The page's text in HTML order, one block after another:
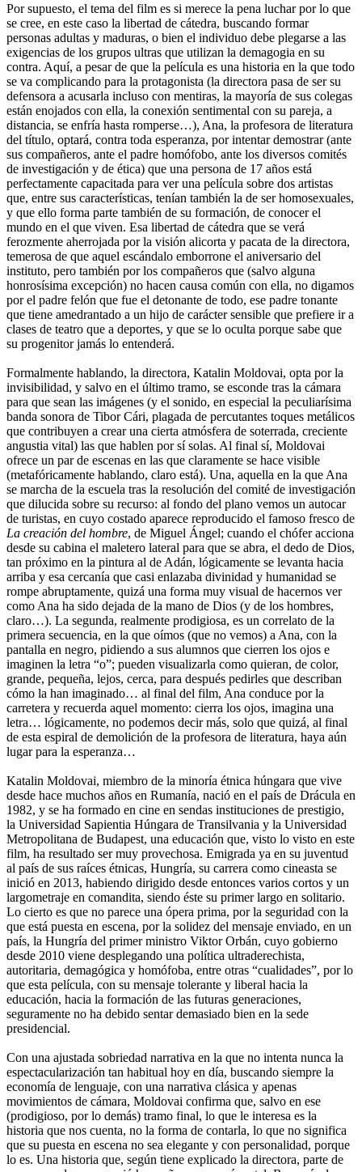
Por supuesto, el tema del film es si merece la pena luchar por lo que
se cree, en este caso la libertad de cátedra, buscando formar
personas adultas y maduras, o bien el individuo debe plegarse a las
exigencias de los grupos ultras que utilizan la demagogia en su
contra. Aquí, a pesar de que la película es una historia en la que todo
se va complicando para la protagonista (la directora pasa de ser su
defensora a acusarla incluso con mentiras, la mayoría de sus colegas
están enojados con ella, la conexión sentimental con su pareja, a
distancia, se enfría hasta romperse…), Ana, la profesora de literatura
del título, optará, contra toda esperanza, por intentar demostrar (ante
sus compañeros, ante el padre homófobo, ante los diversos comités
de investigación y de ética) que una persona de 17 años está
perfectamente capacitada para ver una película sobre dos artistas
que, entre sus características, tenían también la de ser homosexuales,
y que ello forma parte también de su formación, de conocer el
mundo en el que viven. Esa libertad de cátedra que se verá
ferozmente aherrojada por la visión alicorta y pacata de la directora,
temerosa de que aquel escándalo emborrone el aniversario del
instituto, pero también por los compañeros que (salvo alguna
honrosísima excepción) no hacen causa común con ella, no digamos
por el padre felón que fue el detonante de todo, ese padre tonante
que tiene amedrantado a un hijo de carácter sensible que prefiere ir a
clases de teatro que a deportes, y que se lo oculta porque sabe que
su progenitor jamás lo entenderá.
Formalmente hablando, la directora, Katalin Moldovai, opta por la
invisibilidad, y salvo en el último tramo, se esconde tras la cámara
para que sean las imágenes (y el sonido, en especial la peculiarísima
banda sonora de Tibor Cári, plagada de percutantes toques metálicos
que contribuyen a crear una cierta atmósfera de soterrada, creciente
angustia vital) las que hablen por sí solas. Al final sí, Moldovai
ofrece un par de escenas en las que claramente se hace visible
(metafóricamente hablando, claro está). Una, aquella en la que Ana
se marcha de la escuela tras la resolución del comité de investigación
que dilucida sobre su recurso: al fondo del plano vemos un autocar
de turistas, en cuyo costado aparece reproducido el famoso fresco de
La creación del hombre, de Miguel Ángel; cuando el chófer acciona
desde su cabina el maletero lateral para que se abra, el dedo de Dios,
tan próximo en la pintura al de Adán, lógicamente se levanta hacia
arriba y esa cercanía que casi enlazaba divinidad y humanidad se
rompe abruptamente, quizá una forma muy visual de hacernos ver
como Ana ha sido dejada de la mano de Dios (y de los hombres,
claro…). La segunda, realmente prodigiosa, es un correlato de la
primera secuencia, en la que oímos (que no vemos) a Ana, con la
pantalla en negro, pidiendo a sus alumnos que cierren los ojos e
imaginen la letra “o”; pueden visualizarla como quieran, de color,
grande, pequeña, lejos, cerca, para después pedirles que describan
cómo la han imaginado… al final del film, Ana conduce por la
carretera y recuerda aquel momento: cierra los ojos, imagina una
letra… lógicamente, no podemos decir más, solo que quizá, al final
de esta espiral de demolición de la profesora de literatura, haya aún
lugar para la esperanza…
Katalin Moldovai, miembro de la minoría étnica húngara que vive
desde hace muchos años en Rumanía, nació en el país de Drácula en
1982, y se ha formado en cine en sendas instituciones de prestigio,
la Universidad Sapientia Húngara de Transilvania y la Universidad
Metropolitana de Budapest, una educación que, visto lo visto en este
film, ha resultado ser muy provechosa. Emigrada ya en su juventud
al país de sus raíces étnicas, Hungría, su carrera como cineasta se
inició en 2013, habiendo dirigido desde entonces varios cortos y un
largometraje en comandita, siendo éste su primer largo en solitario.
Lo cierto es que no parece una ópera prima, por la seguridad con la
que está puesta en escena, por la solidez del mensaje enviado, en un
país, la Hungría del primer ministro Viktor Orbán, cuyo gobierno
desde 2010 viene desplegando una política ultraderechista,
autoritaria, demagógica y homófoba, entre otras “cualidades”, por lo
que esta película, con su mensaje tolerante y liberal hacia la
educación, hacia la formación de las futuras generaciones,
seguramente no ha debido sentar demasiado bien en la sede
presidencial.
Con una ajustada sobriedad narrativa en la que no intenta nunca la
espectacularización tan habitual hoy en día, buscando siempre la
economía de lenguaje, con una narrativa clásica y apenas
movimientos de cámara, Moldovai confirma que, salvo en ese
(prodigioso, por lo demás) tramo final, lo que le interesa es la
historia que nos cuenta, no la forma de contarla, lo que no significa
que su puesta en escena no sea elegante y con personalidad, porque
lo es. Una historia que, según tiene explicado la directora, parte de